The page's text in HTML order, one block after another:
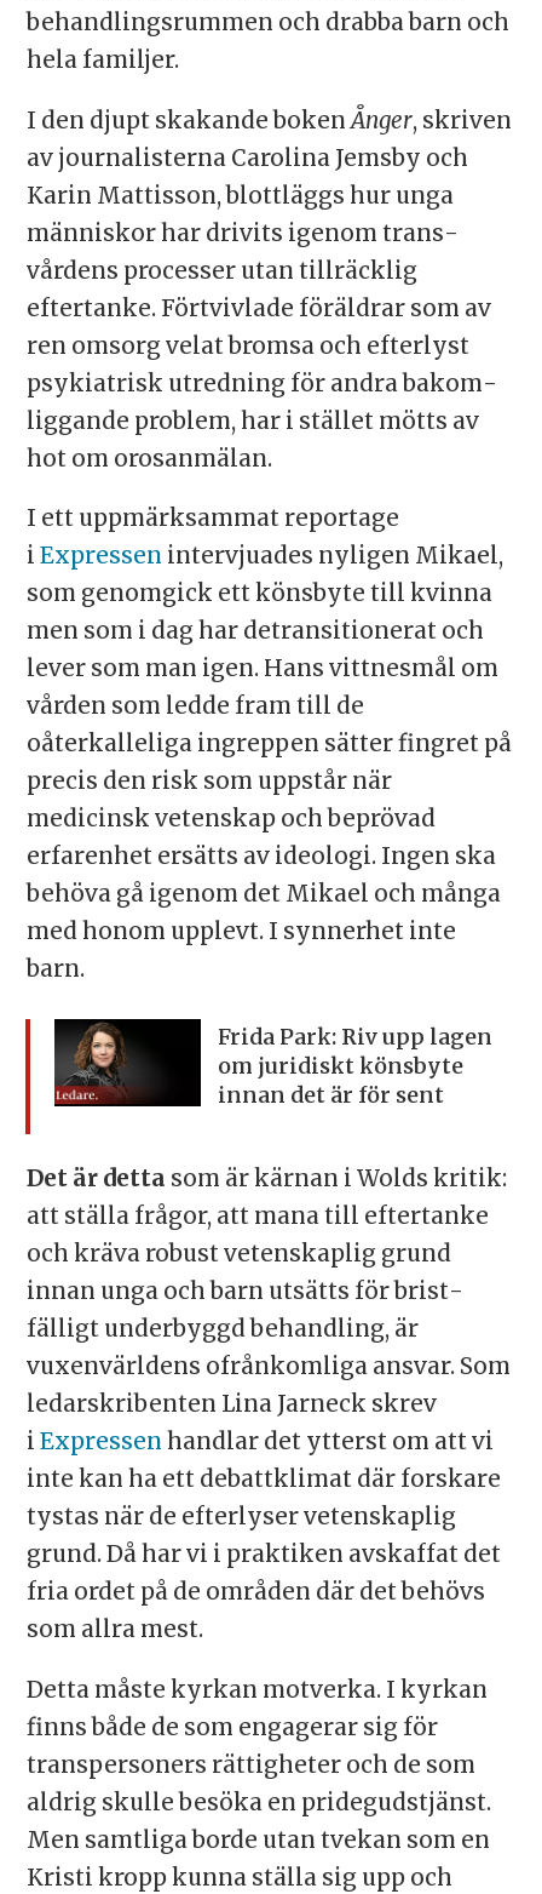
behandlingsrummen och drabba barn och
hela familjer.
I den djupt skakande boken Ånger, skriven
av journalisterna Carolina Jemsby och
Karin Mattisson, blottläggs hur unga
människor har drivits igenom trans­
vårdens processer utan tillräcklig
eftertanke. Förtvivlade föräldrar som av
ren omsorg velat bromsa och efterlyst
psykiatrisk utredning för andra bakom­
liggande problem, har i stället mötts av
hot om orosanmälan.
I ett uppmärksammat reportage
i Expressen intervjuades nyligen Mikael,
som genomgick ett könsbyte till kvinna
men som i dag har detransitionerat och
lever som man igen. Hans vittnesmål om
vården som ledde fram till de
oåterkalleliga ingreppen sätter fingret på
precis den risk som uppstår när
medicinsk vetenskap och beprövad
erfarenhet ersätts av ideologi. Ingen ska
behöva gå igenom det Mikael och många
med honom upplevt. I synnerhet inte
barn.
Frida Park: Riv upp lagen
om juridisktkönsbyte
innan det är för sent
Det är detta som är kärnan i Wolds kritik:
att ställa frågor, att mana till efter­tanke
och kräva robust vetenskaplig grund
innan unga och barn utsätts för brist­
fälligt underbyggd behandling, är
vuxenvärldens ofrånkomliga ansvar. Som
ledarskribenten Lina Jarneck skrev
i Expressen handlar det ytterst om att vi
inte kan ha ett debattklimat där forskare
tystas när de efterlyser vetenskaplig
grund. Då har vi i praktiken avskaffat det
fria ordet på de områden där det behövs
som allra mest.
Detta måste kyrkan motverka. I kyrkan
finns både de som engagerar sig för
transpersoners rättigheter och de som
aldrig skulle besöka en pridegudstjänst.
Men samtliga borde utan tvekan som en
Kristi kropp kunna ställa sig upp och